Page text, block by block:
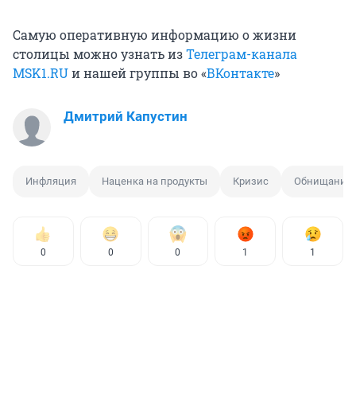
Самую оперативную информацию о жизни
столицы можно узнать изТелеграм-канала
MSK1.RUи нашей группы во «ВКонтакте»
Дмитрий Капустин
Инфляция Наценка на продукты Кризис Обнищание
0 0 0 1 1